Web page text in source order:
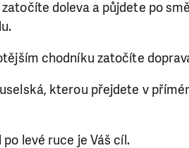
doleva a půjdete po
chodníku zatočíte
kterou přejdete v
levé ruce je Váš cíl.